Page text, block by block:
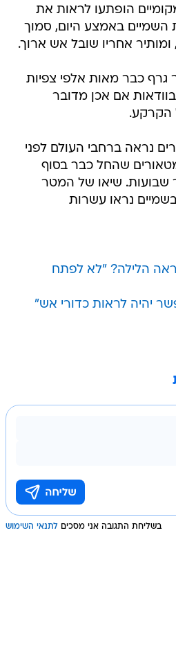
הופתעו לראות את
באמצע היום, סמוך
אחריו שובל אש ארוך.
גרף כבר מאות אלפי צפיות
בוודאות אם אכן מדובר
הקרקע.
נראה ברחבי העולם לפני
שהחל כבר בסוף
שבועות. שיאו של המטר
נראו עשרות
הלילה? "לא לפתח
יהיה לראות כדורי אש"
בשליחת התגובה אני מסכים לתנאי השימוש